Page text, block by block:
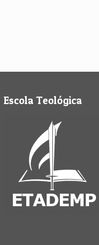
Escola Teológica